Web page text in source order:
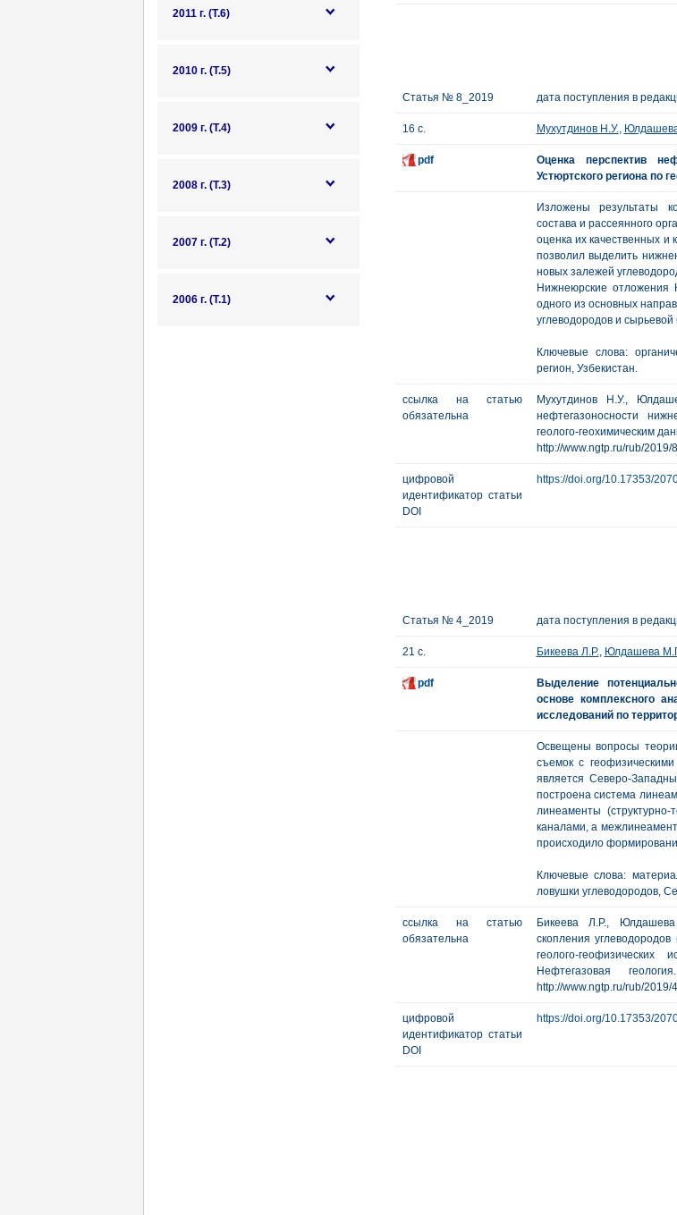
2011 г. (Т.6)
2010 г. (Т.5)
2009 г. (Т.4)
2008 г. (Т.3)
2007 г. (Т.2)
2006 г. (Т.1)
Статья № 8_2019 дата поступления в
16 с. Мухутдинов Н.У.,
pdf
Оценка перспектив
Устюртского региона по
Изложены результаты
состава и рассеянного
оценка их качественных и
позволил выделить
новых залежей
Нижнеюрские отложения
одного из основных
углеводородов и
Ключевые слова:
регион, Узбекистан.
ссылка на статью
обязательна
Мухутдинов Н.У.,
нефтегазоносности
геолого-геохимическим
http://www.ngtp.ru/rub/2019/
цифровой
идентификатор статьи
DOI
https://doi.org/10.17353/
Статья № 4_2019 дата поступления в
21 с. Бикеева Л.Р., Юлдашева
pdf
Выделение
основе комплексного
исследований по
Освещены вопросы
съемок с
является Северо-
построена система
линеаменты
каналами, а
происходило
Ключевые слова:
ловушки углеводородов,
ссылка на статью
обязательна
Бикеева Л.Р.,
скопления
геолого-
Нефтегазовая
http://www.ngtp.ru/rub/2019/
цифровой
идентификатор статьи
DOI
https://doi.org/10.17353/